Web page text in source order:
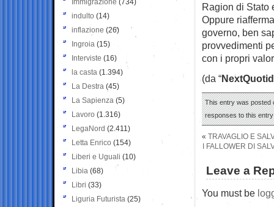
Ragion di Stato
Oppure
governo, ben
provvedimenti
con i propri
(da “
This entry was posted
responses to this
« TRAVAGLIO E
I FALLOWER DI
Leave a
You must be
Immigrazione (734)
indulto (14)
inflazione (26)
Ingroia (15)
Interviste (16)
la casta (1.394)
La Destra (45)
La Sapienza (5)
Lavoro (1.316)
LegaNord (2.411)
Letta Enrico (154)
Liberi e Uguali (10)
Libia (68)
Libri (33)
Liguria Futurista (25)